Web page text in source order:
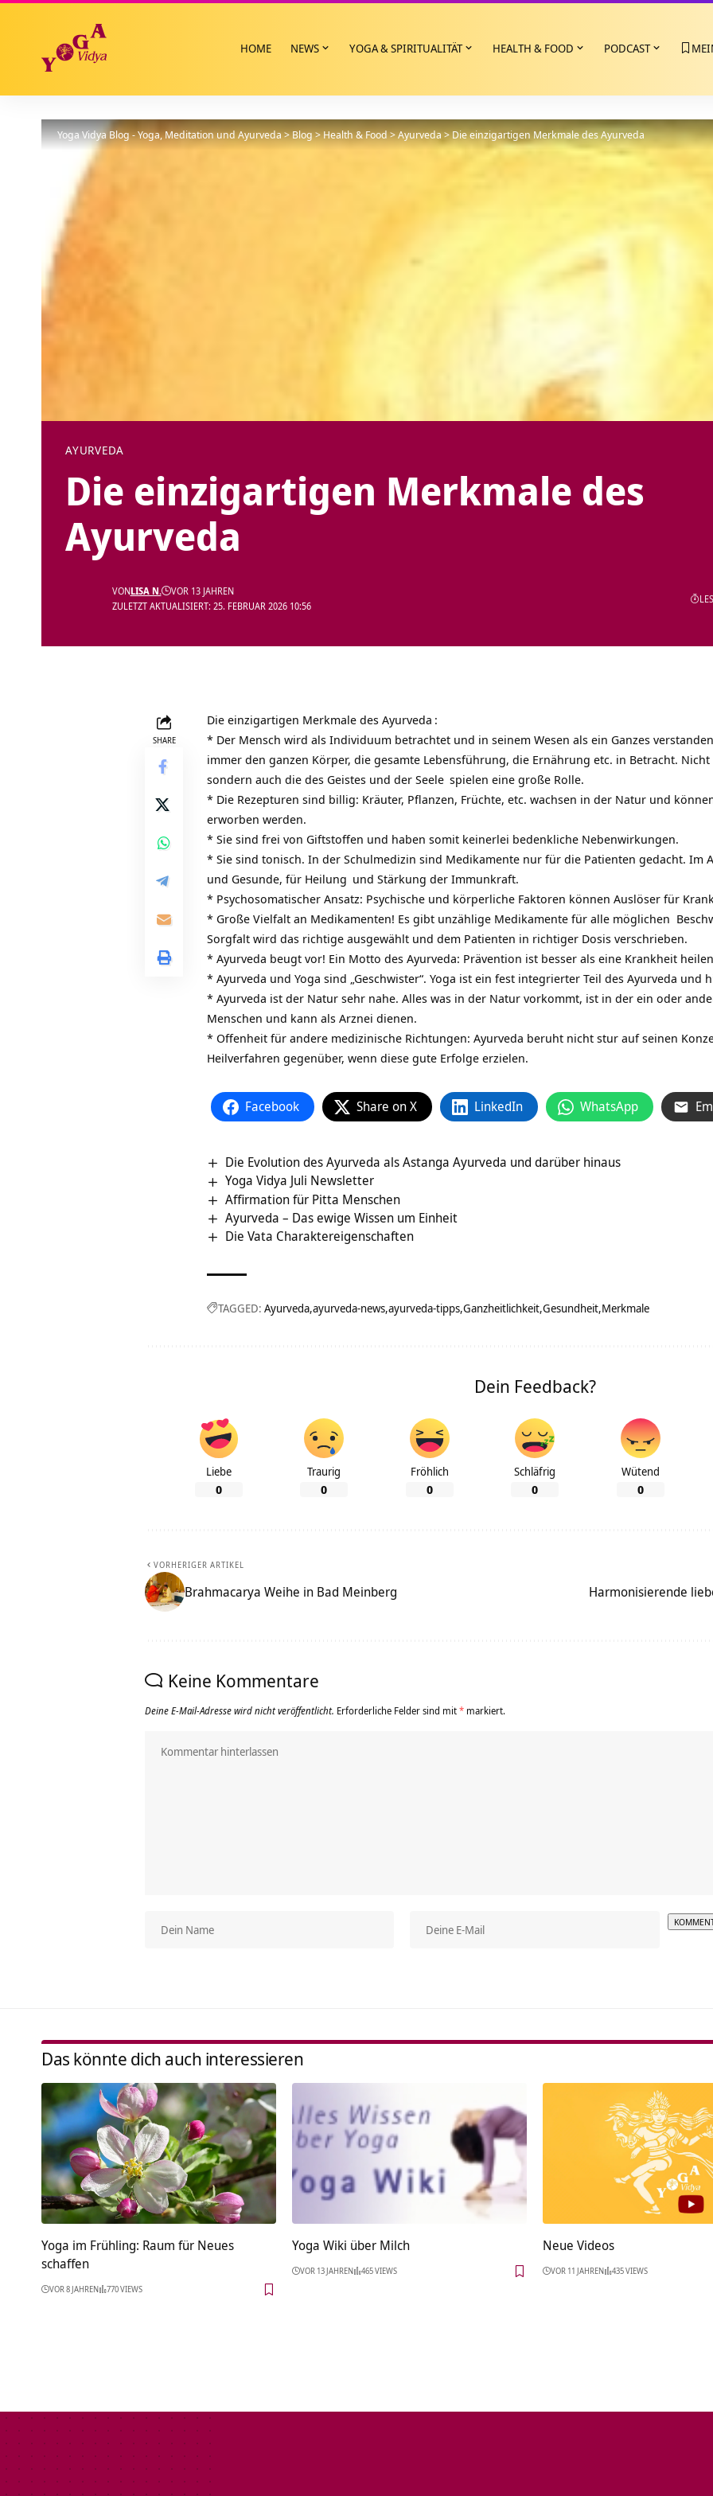
HOME NEWS YOGA & SPIRITUALITÄT HEALTH & FOOD PODCAST
Yoga Vidya Blog - Yoga, Meditation und Ayurveda>Blog>Health & Food>Ayurveda>Die einzigartigen Merkmale des Ayurveda
AYURVEDA
Die einzigartigen Merkmale des
Ayurveda
ZULETZT AKTUALISIERT: 25. FEBRUAR 2026 10:56
VONLISA N. VOR 13 JAHREN
SHARE
Die einzigartigen Merkmale des Ayurveda :
* Der Mensch wird als Individuum betrachtet und in seinem Wesen als ein Ganzes
immer den ganzen Körper, die gesamte Lebensführung, die Ernährung etc. in Betracht.
sondern auch die des Geistes und der Seele spielen eine große Rolle.
* Die Rezepturen sind billig: Kräuter, Pflanzen, Früchte, etc. wachsen in der Natur und
erworben werden.
* Sie sind frei von Giftstoffen und haben somit keinerlei bedenkliche Nebenwirkungen.
* Sie sind tonisch. In der Schulmedizin sind Medikamente nur für die Patienten gedacht. Im
und Gesunde, für Heilung und Stärkung der Immunkraft.
* Psychosomatischer Ansatz: Psychische und körperliche Faktoren können Auslöser für
* Große Vielfalt an Medikamenten! Es gibt unzählige Medikamente für alle möglichen
Sorgfalt wird das richtige ausgewählt und dem Patienten in richtiger Dosis verschrieben.
* Ayurveda beugt vor! Ein Motto des Ayurveda: Prävention ist besser als eine Krankheit
* Ayurveda und Yoga sind „Geschwister“. Yoga ist ein fest integrierter Teil des Ayurveda
* Ayurveda ist der Natur sehr nahe. Alles was in der Natur vorkommt, ist in der ein oder
Menschen und kann als Arznei dienen.
* Offenheit für andere medizinische Richtungen: Ayurveda beruht nicht stur auf seinen
Heilverfahren gegenüber, wenn diese gute Erfolge erzielen.
Facebook Share on X LinkedIn WhatsApp
Die Evolution des Ayurveda als Astanga Ayurveda und darüber hinaus
Yoga Vidya Juli Newsletter
Affirmation für Pitta Menschen
Ayurveda – Das ewige Wissen um Einheit
Die Vata Charaktereigenschaften
TAGGED: Ayurveda ayurveda-news ayurveda-tipps Ganzheitlichkeit Gesundheit Merkmale
Dein Feedback?
Liebe
0
Traurig
0
Fröhlich
0
Schläfrig
0
Wütend
0
VORHERIGER ARTIKEL
Brahmacarya Weihe in Bad Meinberg Harmonisierende
Keine Kommentare
Deine E-Mail-Adresse wird nicht veröffentlicht. Erforderliche Felder sind mit* markiert.
Das könnte dich auch interessieren
Yoga im Frühling: Raum für Neues
schaffen
VOR 8 JAHREN 770 VIEWS
Yoga Wiki über Milch
VOR 13 JAHREN 465 VIEWS
Neue Videos
VOR 11 JAHREN 435 VIEWS